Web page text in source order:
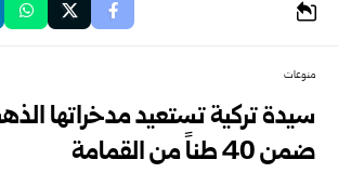
منوعات
سيدة تركية تستعيد مدخراتها
ضمن 40 طناً من القمامة